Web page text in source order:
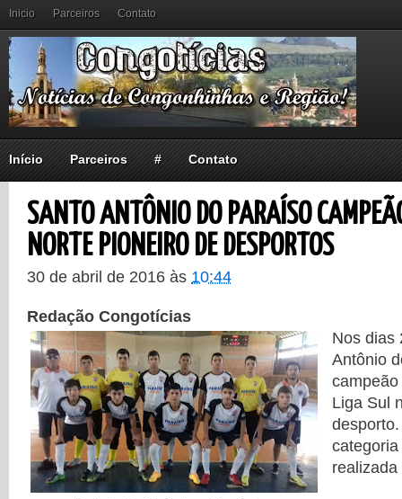
Inicio Parceiros Contato
Início Parceiros # Contato
SANTO ANTÔNIO DO PARAÍSO
NORTE PIONEIRO DE DESPORTOS
30 de abril de 2016 às 10:44
Redação Congotícias
Nos dias
Antônio
campeão
Liga Sul